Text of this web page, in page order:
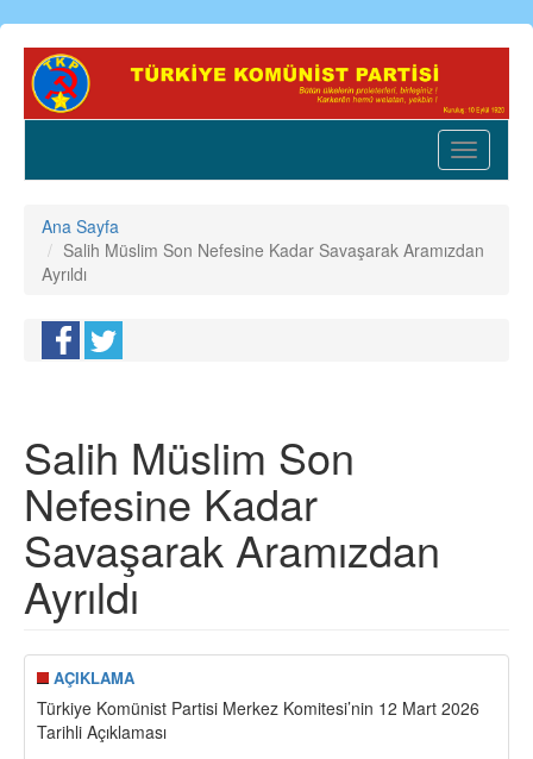
Ana
içeriğe
Toggle
Ana Sayfa
Salih Müslim Son Nefesine Kadar Savaşarak Aramızdan
Ayrıldı
Salih Müslim Son
Nefesine Kadar
Savaşarak Aramızdan
Ayrıldı
AÇIKLAMA
Türkiye Komünist Partisi Merkez Komitesi’nin 12 Mart 2026
Tarihli Açıklaması